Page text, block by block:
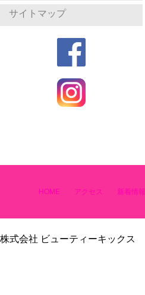
サイトマップ
HOME アクセス 新着情報
株式会社 ビューティーキックス